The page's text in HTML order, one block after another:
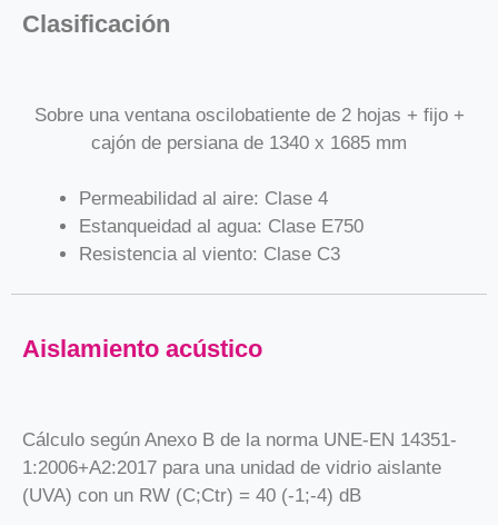
Clasificación
Sobre una ventana oscilobatiente de 2 hojas + fijo +
cajón de persiana de 1340 x 1685 mm
Permeabilidad al aire: Clase 4
Estanqueidad al agua: Clase E750
Resistencia al viento: Clase C3
Aislamiento acústico
Cálculo según Anexo B de la norma UNE-EN 14351-
1:2006+A2:2017 para una unidad de vidrio aislante
(UVA) con un RW (C;Ctr) = 40 (-1;-4) dB